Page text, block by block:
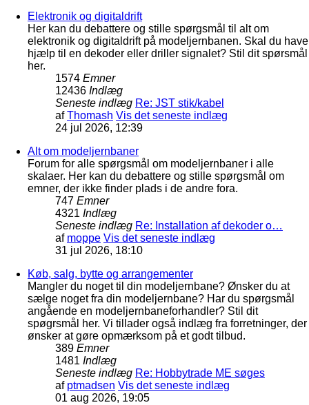
Elektronik og digitaldrift
Her kan du debattere og stille spørgsmål til alt om
elektronik og digitaldrift på modeljernbanen. Skal du have
hjælp til en dekoder eller driller signalet? Stil dit spørsmål
her.
1574 Emner
12436 Indlæg
Seneste indlæg Re: JST stik/kabel
afThomash Vis det seneste indlæg
24 jul 2026, 12:39
Alt om modeljernbaner
Forum for alle spørgsmål om modeljernbaner i alle
skalaer. Her kan du debattere og stille spørgsmål om
emner, der ikke finder plads i de andre fora.
747 Emner
4321 Indlæg
Seneste indlæg Re: Installation af dekoder o…
af moppe Vis det seneste indlæg
31 jul 2026, 18:10
Køb, salg, bytte og arrangementer
Mangler du noget til din modeljernbane? Ønsker du at
sælge noget fra din modeljernbane? Har du spørgsmål
angående en modeljernbaneforhandler? Stil dit
spøgrsmål her. Vi tillader også indlæg fra forretninger, der
ønsker at gøre opmærksom på et godt tilbud.
389 Emner
1481 Indlæg
Seneste indlæg Re: Hobbytrade ME søges
af ptmadsen Vis det seneste indlæg
01 aug 2026, 19:05